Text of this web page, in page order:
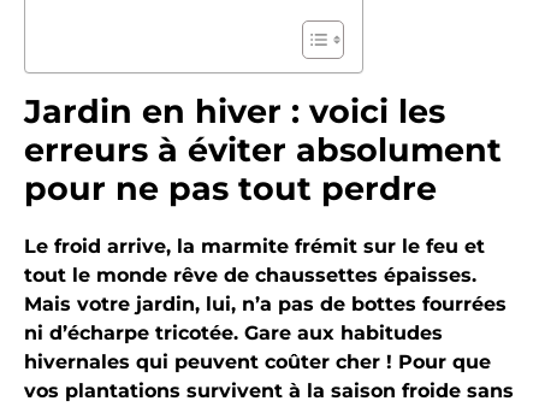
Jardin en hiver : voici les
erreurs à éviter absolument
pour ne pas tout perdre
Le froid arrive, la marmite frémit sur le feu et
tout le monde rêve de chaussettes épaisses.
Mais votre jardin, lui, n’a pas de bottes fourrées
ni d’écharpe tricotée. Gare aux habitudes
hivernales qui peuvent coûter cher ! Pour que
vos plantations survivent à la saison froide sans